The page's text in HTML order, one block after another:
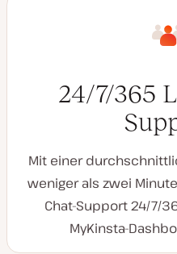
24/7/365
Mit einer
weniger als zwei
Chat-Support 24/7/
MyKinsta-